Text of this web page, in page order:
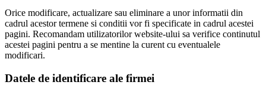
Orice modificare, actualizare sau eliminare a unor informatii din
cadrul acestor termene si conditii vor fi specificate in cadrul acestei
pagini. Recomandam utilizatorilor website-ului sa verifice continutul
acestei pagini pentru a se mentine la curent cu eventualele
modificari.
Datele de identificare ale firmei